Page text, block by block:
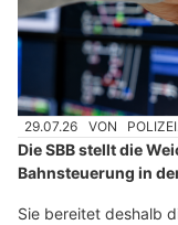
29.07.26 VON
Die SBB stellt die
Bahnsteuerung in
Sie bereitet deshalb